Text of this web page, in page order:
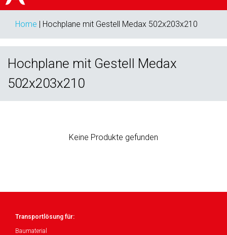
Home | Hochplane mit Gestell Medax 502x203x210
Hochplane mit Gestell Medax
502x203x210
Keine Produkte gefunden
Transportlösung für:
Baumaterial